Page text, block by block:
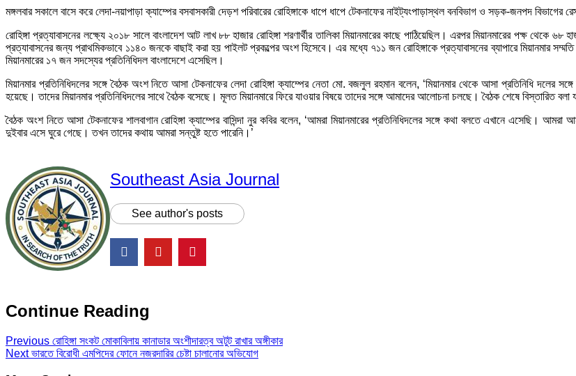
মঙ্গলবার সকালে বাসে করে লেদা-নয়াপাড়া ক্যাম্পের বসবাসকারী দেড়শ পরিবারের রোহিঙ্গাকে ধাপে ধাপে টেকনাফের নাইট্যংপাড়াস্থল বনবিভাগ ও সড়ক-জনপদ
রোহিঙ্গা প্রত্যাবাসনের লক্ষ্যে ২০১৮ সালে বাংলাদেশ আট লাখ ৮৮ হাজার রোহিঙ্গা শরণার্থীর তালিকা মিয়ানমারের কাছে পাঠিয়েছিল। এরপর মিয়ানমারের পক্ষ থেকে
প্রত্যাবাসনের জন্য প্রাথমিকভাবে ১১৪০ জনকে বাছাই করা হয় পাইলট প্রকল্পের অংশ হিসেবে। এর মধ্যে ৭১১ জন রোহিঙ্গাকে প্রত্যাবাসনের ব্যাপারে মিয়ানমার
মিয়ানমারের ১৭ জন সদস্যের প্রতিনিধিদল বাংলাদেশে এসেছিল।
মিয়ানমার প্রতিনিধিদলের সঙ্গে বৈঠক অংশ নিতে আসা টেকনাফের লেদা রোহিঙ্গা ক্যাম্পের নেতা মো. বজলুল রহমান বলেন, ‘মিয়ানমার থেকে আসা প্রতিনিধি দলের
হয়েছে। তাদের মিয়ানমার প্রতিনিধিদলের সাথে বৈঠক বসেছে। মূলত মিয়ানমারে ফিরে যাওয়ার বিষয়ে তাদের সঙ্গে আমাদের আলোচনা চলছে। বৈঠক শেষে বিস্তারিত বলা
বৈঠক অংশ নিতে আসা টেকনাফের শালবাগান রোহিঙ্গা ক্যাম্পের বাসিন্দা নুর কবির বলেন, ‘আমরা মিয়ানমারের প্রতিনিধিদলের সঙ্গে কথা বলতে এখানে এসেছি।
দুইবার এসে ঘুরে গেছে। তখন তাদের কথায় আমরা সন্তুষ্ট হতে পারেনি।’
Southeast Asia Journal
See author's posts
Continue Reading
Previous রোহিঙ্গা সংকট মোকাবিলায় কানাডার অংশীদারত্ব অটুট রাখার অঙ্গীকার
Nextভারতে বিরোধী এমপিদের ফোনে নজরদারির চেষ্টা চালানোর অভিযোগ